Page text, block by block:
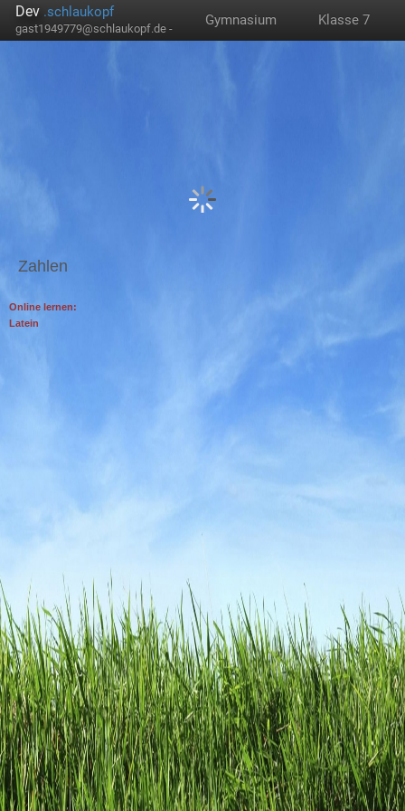
Dev .schlaukopf
gast1949779@schlaukopf.de -
Gymnasium Klasse 7
Zahlen
Online lernen:
Latein